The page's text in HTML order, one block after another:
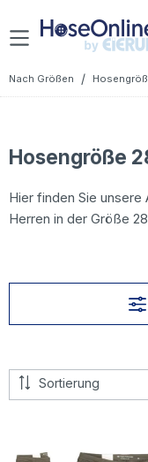
Zum Hauptinhalt
Nach Größen /
Hosengröße
Hier finden Sie unsere
Herren in der Größe